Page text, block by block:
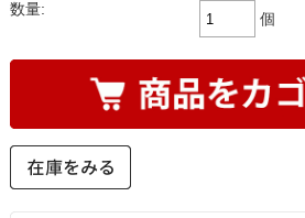
数量:
個